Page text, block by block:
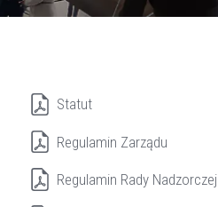
Statut
Regulamin Zarządu
Regulamin Rady Nadzorczej